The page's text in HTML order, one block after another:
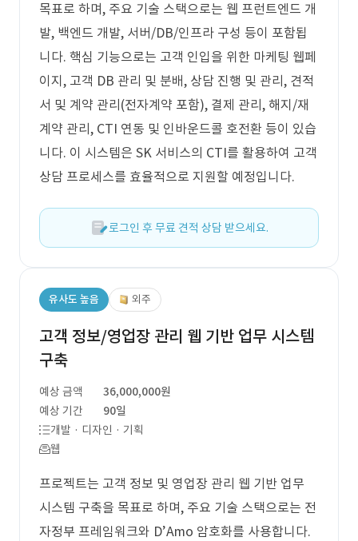
목표로 하며, 주요 기술 스택으로는 웹 프런트엔드 개
발, 백엔드 개발, 서버/DB/인프라 구성 등이 포함됩
니다. 핵심 기능으로는 고객 인입을 위한 마케팅 웹페
이지, 고객 DB 관리 및 분배, 상담 진행 및 관리, 견적
서 및 계약 관리(전자계약 포함), 결제 관리, 해지/재
계약 관리, CTI 연동 및 인바운드콜 호전환 등이 있습
니다. 이 시스템은 SK 서비스의 CTI를 활용하여 고객
상담 프로세스를 효율적으로 지원할 예정입니다.
로그인 후 무료 견적 상담 받으세요.
유사도 높음 외주
고객 정보/영업장 관리 웹 기반 업무 시스템
구축
예상 금액
36,000,000원
예상 기간
90일
개발 · 디자인 · 기획
웹
프로젝트는 고객 정보 및 영업장 관리 웹 기반 업무
시스템 구축을 목표로 하며, 주요 기술 스택으로는 전
자정부 프레임워크와 D’Amo 암호화를 사용합니다.